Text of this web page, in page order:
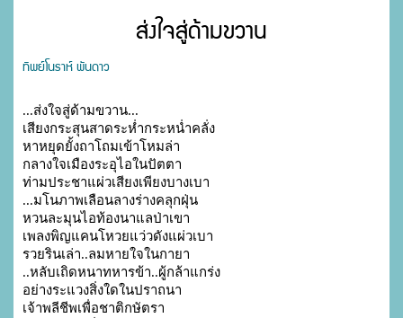
ส่งใจสู่ด้ามขวาน
ทิพย์โนราห์ พันดาว
...ส่งใจสู่ด้ามขวาน...
เสียงกระสุนสาดระห่ำกระหน่ำคลั่ง
หาหยุดยั้งถาโถมเข้าโหมล่า
กลางใจเมืองระอุไอในปัตตา
ท่ามประชาแผ่วเสียงเพียงบางเบา
...มโนภาพเลือนลางร่างคลุกฝุ่น
หวนละมุนไอท้องนาแลป่าเขา
เพลงพิญแคนโหวยแว่วดังแผ่วเบา
รวยรินเล่า..ลมหายใจในกายา
..หลับเถิดหนาทหารข้า..ผู้กล้าแกร่ง
อย่างระแวงสิ่งใดในปราถนา
เจ้าพลีชีพเพื่อชาติกษัตรา